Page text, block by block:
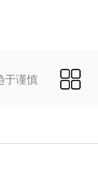
于谨慎